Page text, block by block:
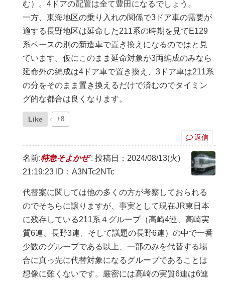
む）。4ドアの配置は全て豊田になるでしょう。
一方、東海地区の乗り入れの関係で3ドア車の需要が
適する長野地区は延命した211系の時期を見てE129
系ベースの別の新造車で置き換えになるのではと見
ています。仮にこのまま延命対象が3両編成のみなら
延命外の編成は4ドア車で置き換え、3ドア車は211系
の分をそのまま置き換えるだけで済むのでタイミン
グ的な都合は良くなります。
Like +8
返信
名前:特急そよかぜ: 投稿日：2024/08/13(火)
21:19:23 ID：A3NTc2NTc
代替案に関しては他の多くの方が考察しておられる
のでそちらに譲りますが、事実として現在JR東日本
に残存している211系４グループ（高崎4連、高崎実
質6連、長野3連、そして議題の長野6連）の中で一番
少数のグループである以上、一部のみを代替する場
合に真っ先に代替対象になるグループであることは
想像に難くないです。厳密には高崎の実質6連は6連